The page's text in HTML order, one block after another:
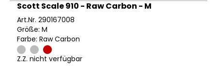
Scott Scale 910 - Raw Carbon - M
Art.Nr. 290167008
Größe: M
Farbe: Raw Carbon
Z.Z. nicht verfügbar